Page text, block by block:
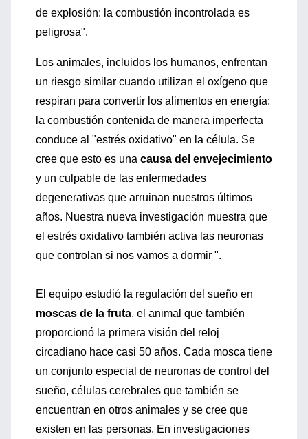
de explosión: la combustión incontrolada es
peligrosa".
Los animales, incluidos los humanos, enfrentan
un riesgo similar cuando utilizan el oxígeno que
respiran para convertir los alimentos en energía:
la combustión contenida de manera imperfecta
conduce al "estrés oxidativo" en la célula. Se
cree que esto es una causa del envejecimiento
y un culpable de las enfermedades
degenerativas que arruinan nuestros últimos
años. Nuestra nueva investigación muestra que
el estrés oxidativo también activa las neuronas
que controlan si nos vamos a dormir ".
El equipo estudió la regulación del sueño en
moscas de la fruta, el animal que también
proporcionó la primera visión del reloj
circadiano hace casi 50 años. Cada mosca tiene
un conjunto especial de neuronas de control del
sueño, células cerebrales que también se
encuentran en otros animales y se cree que
existen en las personas. En investigaciones